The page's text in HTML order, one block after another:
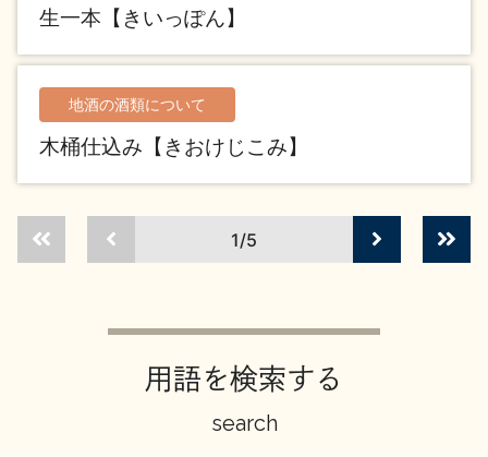
季節の商品 イベント情報
地酒蔵元会WEB展示会 地酒蔵元会利酒会
生一本【きいっぽん】
地酒の酒類について
木桶仕込み【きおけじこみ】
1/5
用語を検索する
search